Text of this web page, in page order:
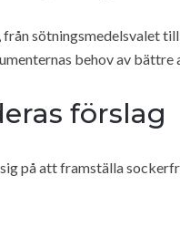
sötningsmedelsvalet
behov av
förslag
på att framställa